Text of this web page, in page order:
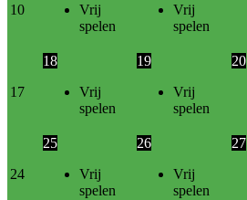
10
Vrij
spelen
Vrij
spelen
17
18
Vrij
spelen
19
Vrij
spelen
20
24
25
Vrij
spelen
26
Vrij
spelen
27